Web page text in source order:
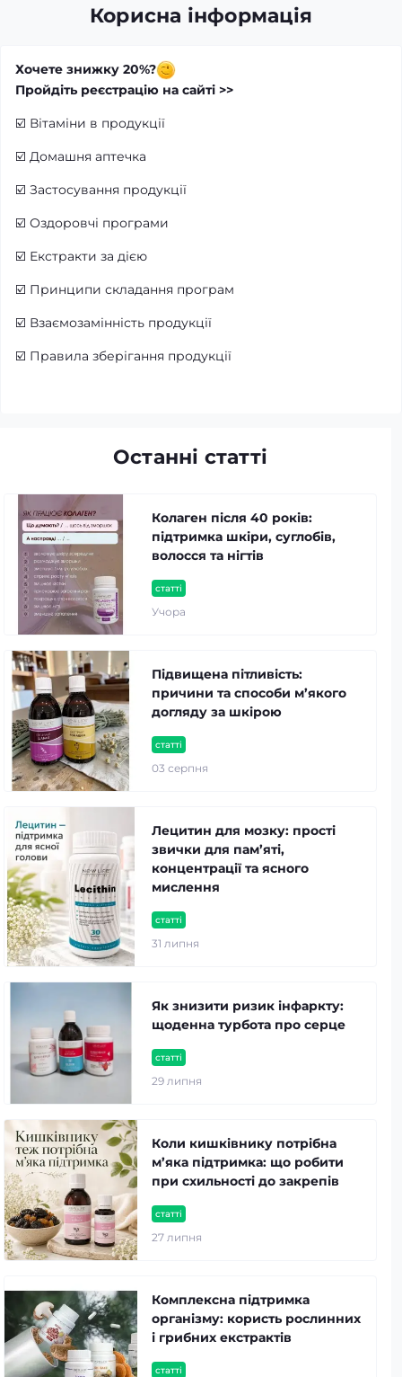
Корисна інформація
Хочете знижку 20%?
Пройдіть реєстрацію на сайті >>
☑️ Вітаміни в продукції
☑️ Домашня аптечка
☑️ Застосування продукції
☑️ Оздоровчі програми
☑️ Екстракти за дією
☑️ Принципи складання програм
☑️ Взаємозамінність продукції
☑️ Правила зберігання продукції
Останні статті
статті
Учора
Колаген після 40 років:
підтримка шкіри, суглобів,
волосся та нігтів
статті
03 серпня
Підвищена пітливість:
причини та способи м’якого
догляду за шкірою
статті
31 липня
Лецитин для мозку: прості
звички для пам’яті,
концентрації та ясного
мислення
статті
29 липня
Як знизити ризик інфаркту:
щоденна турбота про серце
статті
27 липня
Коли кишківнику потрібна
м’яка підтримка: що робити
при схильності до закрепів
статті
Комплексна підтримка
організму: користь рослинних
і грибних екстрактів